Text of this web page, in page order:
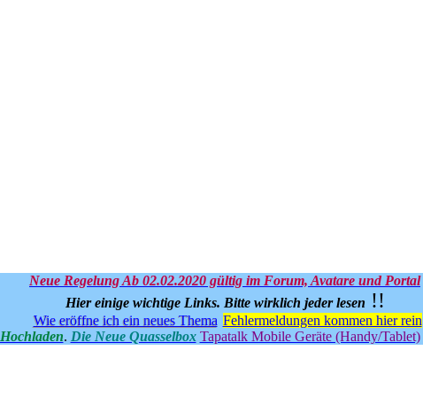
Neue Regelung Ab 02.02.2020 gültig im Forum, Avatare und Portal
Hier einige wichtige Links. Bitte wirklich jeder lesen !!
Wie eröffne ich ein neues Thema Fehlermeldungen kommen hier rein
. Die Neue Quasselbox Tapatalk Mobile Geräte (Handy/Tablet)